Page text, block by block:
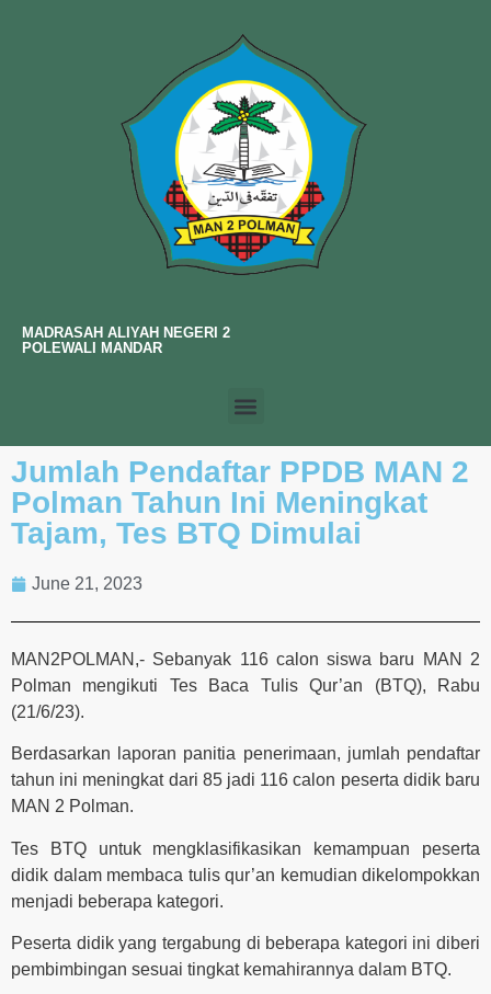
MADRASAH ALIYAH NEGERI 2
POLEWALI MANDAR
Jumlah Pendaftar PPDB MAN 2
Polman Tahun Ini Meningkat
Tajam, Tes BTQ Dimulai
June 21, 2023
MAN2POLMAN,- Sebanyak 116 calon siswa baru MAN 2
Polman mengikuti Tes Baca Tulis Qur’an (BTQ), Rabu
(21/6/23).
Berdasarkan laporan panitia penerimaan, jumlah pendaftar
tahun ini meningkat dari 85 jadi 116 calon peserta didik baru
MAN 2 Polman.
Tes BTQ untuk mengklasifikasikan kemampuan peserta
didik dalam membaca tulis qur’an kemudian dikelompokkan
menjadi beberapa kategori.
Peserta didik yang tergabung di beberapa kategori ini diberi
pembimbingan sesuai tingkat kemahirannya dalam BTQ.